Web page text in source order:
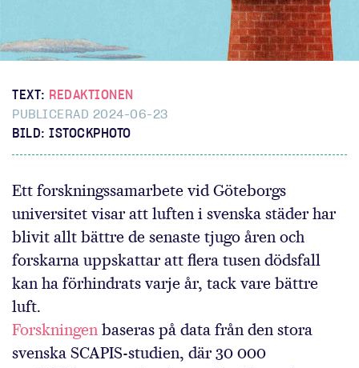
TEXT: REDAKTIONEN
PUBLICERAD 2024-06-23
BILD: ISTOCKPHOTO
Ett forskningssamarbete vid Göteborgs
universitet visar att luften i svenska städer har
blivit allt bättre de senaste tjugo åren och
forskarna uppskattar att flera tusen dödsfall
kan ha förhindrats varje år, tack vare bättre
luft.
Forskningen baseras på data från den stora
svenska SCAPIS-studien, där 30 000